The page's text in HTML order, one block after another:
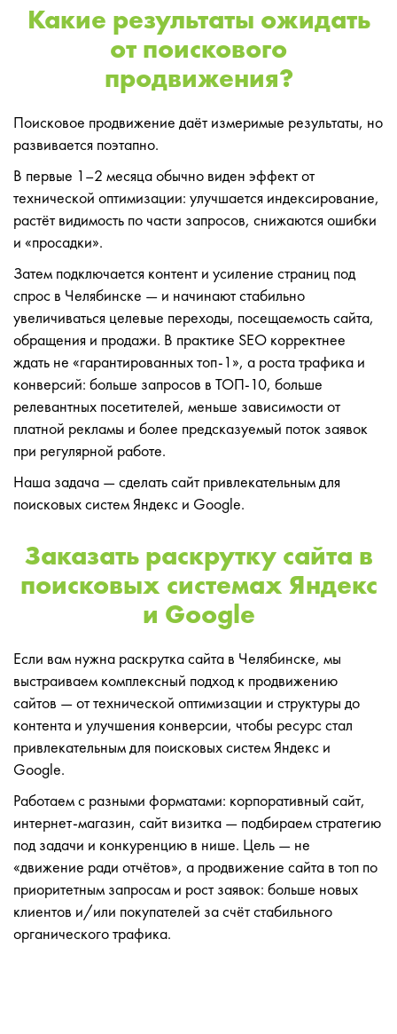
Какие результаты ожидать
от поискового
продвижения?
Поисковое продвижение даёт измеримые результаты, но
развивается поэтапно.
В первые 1–2 месяца обычно виден эффект от
технической оптимизации: улучшается индексирование,
растёт видимость по части запросов, снижаются ошибки
и «просадки».
Затем подключается контент и усиление страниц под
спрос в Челябинске — и начинают стабильно
увеличиваться целевые переходы, посещаемость сайта,
обращения и продажи. В практике SEO корректнее
ждать не «гарантированных топ-1», а роста трафика и
конверсий: больше запросов в ТОП-10, больше
релевантных посетителей, меньше зависимости от
платной рекламы и более предсказуемый поток заявок
при регулярной работе.
Наша задача — сделать сайт привлекательным для
поисковых систем Яндекс и Google.
Заказать раскрутку сайта в
поисковых системах Яндекс
и Google
Если вам нужна раскрутка сайта в Челябинске, мы
выстраиваем комплексный подход к продвижению
сайтов — от технической оптимизации и структуры до
контента и улучшения конверсии, чтобы ресурс стал
привлекательным для поисковых систем Яндекс и
Google.
Работаем с разными форматами: корпоративный сайт,
интернет-магазин, сайт визитка — подбираем стратегию
под задачи и конкуренцию в нише. Цель — не
«движение ради отчётов», а продвижение сайта в топ по
приоритетным запросам и рост заявок: больше новых
клиентов и/или покупателей за счёт стабильного
органического трафика.